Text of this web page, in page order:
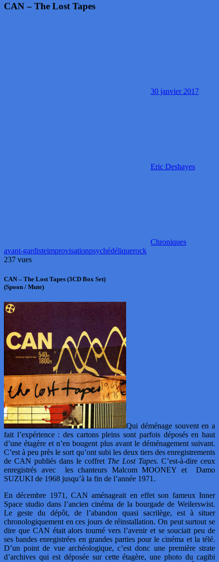
CAN – The Lost Tapes
30 janvier 2017
Eric Deshayes
Chroniques
avant-gardisteimprovisationpsychédéliquerock
237 vues
CAN – The Lost Tapes (3CD Box Set)
(Spoon / Mute)
Qui déménage souvent en a
fait l’expérience : des cartons pleins sont parfois déposés en haut
d’une étagère et n’en bougent plus avant le déménagement suivant.
C’est à peu près le sort qu’ont subi les deux tiers des enregistrements
de CAN publiés dans le coffret The Lost Tapes. C’est-à-dire ceux
enregistrés avec les chanteurs Malcom MOONEY et Damo
SUZUKI de 1968 jusqu’à la fin de l’année 1971.
En décembre 1971, CAN aménageait en effet son fameux Inner
Space studio dans l’ancien cinéma de la bourgade de Weilerswist.
Le geste du dépôt, de l’abandon quasi sacrilège, est à situer
chronologiquement en ces jours de réinstallation. On peut surtout se
dire que CAN était alors tourné vers l’avenir et se souciait peu de
ses bandes enregistrées en grandes parties pour le cinéma et la télé.
D’un point de vue archéologique, c’est donc une première strate
d’archives qui est déposée sur cette étagère, une photo du cagibi